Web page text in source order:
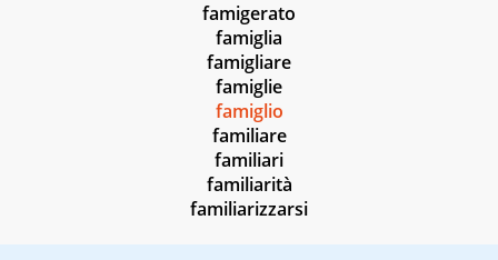
famigerato
famiglia
famigliare
famiglie
famiglio
familiare
familiari
familiarità
familiarizzarsi